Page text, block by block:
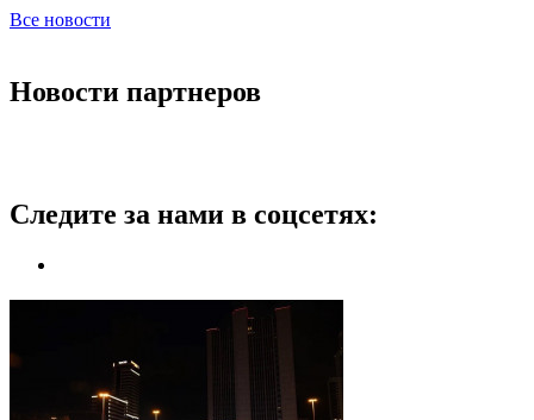
Все новости
Новости партнеров
Следите за нами в соцсетях: